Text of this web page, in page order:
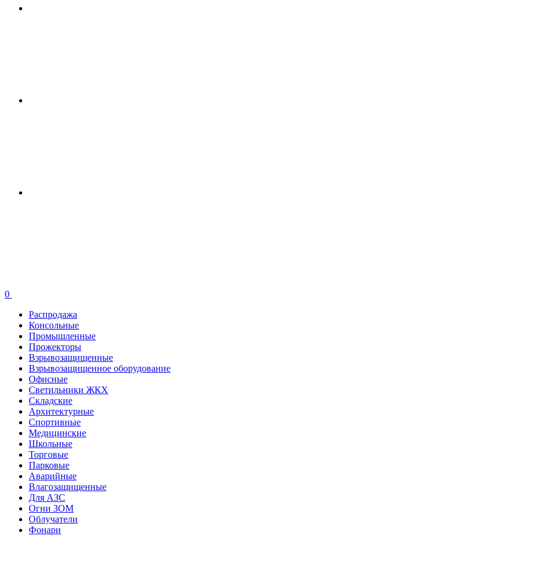
0
Распродажа
Консольные
Промышленные
Прожекторы
Взрывозащищенные
Взрывозащищенное оборудование
Офисные
Cветильники ЖКХ
Складские
Архитектурные
Спортивные
Медицинские
Школьные
Торговые
Парковые
Аварийные
Влагозащищенные
Для АЗС
Огни ЗОМ
Облучатели
Фонари